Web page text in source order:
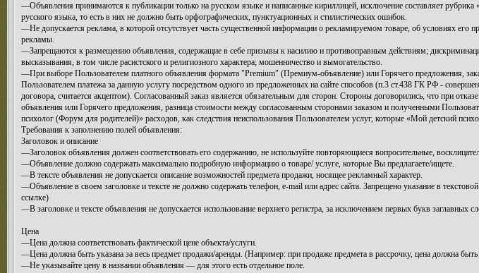
—Объявления принимаются к публикации только на русском языке и написанные кириллицей, исключение составляет
русского языка, то есть в них не должно быть орфографических, пунктуационных и стилистических ошибок.
—Не допускается реклама, в которой отсутствует часть существенной информации о рекламируемом товаре, об условиях
рекламы.
—Запрещаются к размещению объявления, содержащие в себе призывы к насилию и противоправным действиям;
высказывания, в том числе расистского и религиозного характера; мошенничество и вымогательство.
—При выборе Пользователем платного объявления формата "Premium" (Премиум-объявление) или Горячего предложения,
Пользователем платежа за данную услугу посредством одного из предложенных на сайте способов (п.3 ст.438 ГК РФ -
договора, считается акцептом). Согласованный заказ является обязательным для сторон. Стороны договорились, что при
объявления или Горячего предложения, разница стоимости между согласованным сторонами заказом и полученными
психолог (Форум для родителей)» расходов, как следствия неиспользования Пользователем услуг, которые «Мой детский
Требования к заполнению полей объявления:
Заголовок и описание
—Заголовок объявления должен соответствовать его содержанию, не используйте повторяющиеся вопросительные,
—Объявление должно содержать максимально подробную информацию о товаре/ услуге, которые Вы предлагаете/ищете.
—В тексте объявления не допускается описание возможностей предмета продажи, носящее рекламный характер.
—Объявление в своем заголовке и тексте не должно содержать телефон, e-mail или адрес сайта. Запрещено указание в
ссылке)
—В заголовке и тексте объявления не допускается использование верхнего регистра, за исключением первых букв заглавных
Цена
—Цена должна соответствовать фактической цене объекта/услуги.
—Цена должна быть указана за весь предмет продажи/аренды. (Например: при продаже предмета в рассрочку, цена должна быть
—Не указывайте цену в названии объявления — для этого есть отдельное поле.